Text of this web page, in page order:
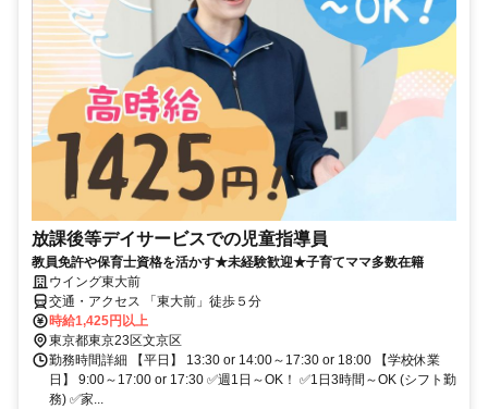
放課後等デイサービスでの児童指導員
教員免許や保育士資格を活かす★未経験歓迎★子育てママ多数在籍
ウイング東大前
交通・アクセス 「東大前」徒歩５分
時給1,425円以上
東京都東京23区文京区
勤務時間詳細 【平日】 13:30 or 14:00～17:30 or 18:00 【学校休業
日】 9:00～17:00 or 17:30 ✅週1日～OK！ ✅1日3時間～OK (シフト勤
務) ✅家...